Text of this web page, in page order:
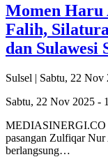
Momen Haru
Falih,
dan Sulawesi
Sulsel | Sabtu, 22
Sabtu, 22 Nov 2025 -
MEDIASINERGI.CO
pasangan Zulfiqar
berlangsung…